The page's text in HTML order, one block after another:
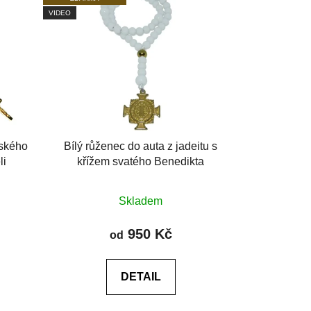
VIDEO
Bílý růženec do auta z jadeitu s
křížem svatého Benedikta
hodnocení
produktu
z
Skladem
od 950 Kč
DETAIL